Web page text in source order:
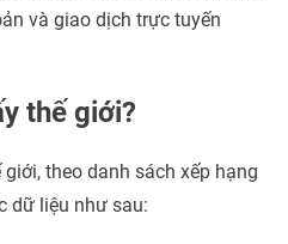
và giao dịch trực tuyến
thế giới?
theo danh sách xếp hạng
dữ liệu như sau: